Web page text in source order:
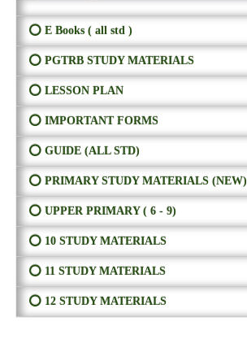
⭕ E Books ( all std )
⭕ PGTRB STUDY MATERIALS
⭕ LESSON PLAN
⭕ IMPORTANT FORMS
⭕ GUIDE (ALL STD)
⭕ PRIMARY STUDY MATERIALS (NEW)
⭕ UPPER PRIMARY ( 6 - 9)
⭕ 10 STUDY MATERIALS
⭕ 11 STUDY MATERIALS
⭕ 12 STUDY MATERIALS